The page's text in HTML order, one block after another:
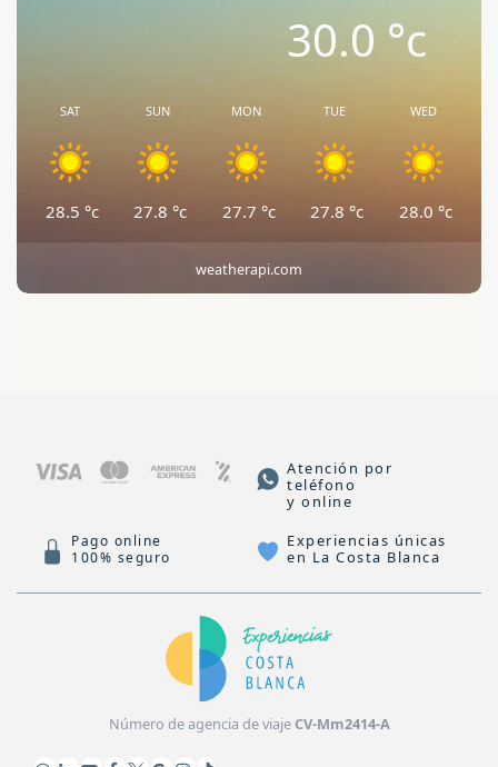
30.0 °c
SAT
28.5 °c
SUN
27.8 °c
MON
27.7 °c
TUE
27.8 °c
WED
28.0 °c
weatherapi.com
Atención por
teléfono
y online
Pago online
100% seguro
Experiencias únicas
en La Costa Blanca
Número de agencia de viajeCV-Mm2414-A